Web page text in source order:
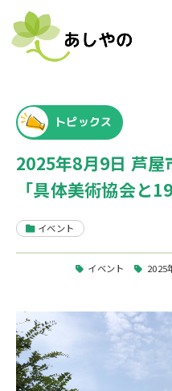
トピックス
2025年8月9日 芦屋
「具体美術協会と
イベント
イベント 2025